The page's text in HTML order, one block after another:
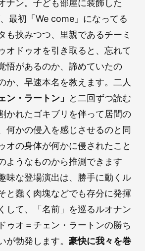
ナン。子ども部屋に装飾した
最初「We come」になってる
も挟みつつ、里親であるチーミ
オドゥオを引き取ると、忘れて
悟があるのか、諦めていたの
か、早速本名を教えます。二人
ン・ラートン」
と二回ずつ読む
かれたゴキブリを伴って居間の
何かの侵入を感じさせるのと同
オの身体が何かに侵されたこと
ようなものから推測できます
味な登場演出は、勝手に動くル
と蠢く肉塊などでも存分に発揮
して、「名前」を巡るルオナン
ゥオ＝チェン・ラートンの勝ち
が勃発します。 豪快に我々を巻